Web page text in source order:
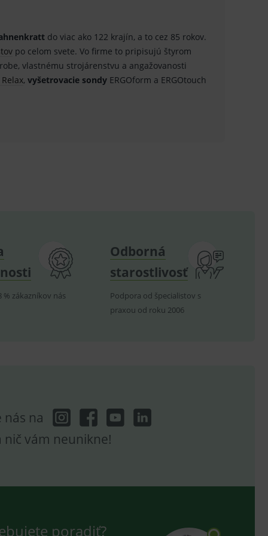
do viac ako 122 krajín, a to cez 85 rokov.
po celom svete. Vo firme to pripisujú štyrom
vlastnému strojárenstvu a angažovanosti
, vyšetrovacie sondy ERGOform a ERGOtouch
% zákazníkov nás
Odborná
starostlivosť
Podpora od špecialistov s
praxou od roku 2006
nás na
nič vám neunikne!
poradiť?
analytics.
zobrazení
vhodné reklamy.
analytics.
předvoleb pro
webu používá